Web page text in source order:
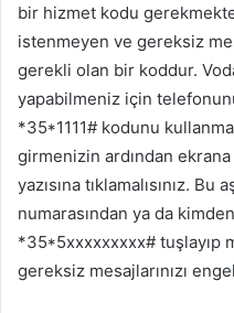
bir hizmet kodu
istenmeyen ve gereksiz
gerekli olan bir koddur.
yapabilmeniz için
*35*1111# kodunu
girmenizin ardından ekrana
yazısına tıklamalısınız.
numarasından ya da
*35*5xxxxxxxxx# tuşlayıp
gereksiz mesajlarınızı